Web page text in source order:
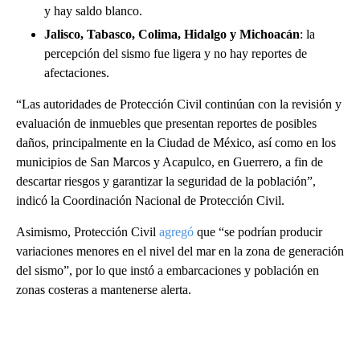
y hay saldo blanco.
Jalisco, Tabasco, Colima, Hidalgo y Michoacán: la
percepción del sismo fue ligera y no hay reportes de
afectaciones.
“Las autoridades de Protección Civil continúan con la revisión y
evaluación de inmuebles que presentan reportes de posibles
daños, principalmente en la Ciudad de México, así como en los
municipios de San Marcos y Acapulco, en Guerrero, a fin de
descartar riesgos y garantizar la seguridad de la población”,
indicó la Coordinación Nacional de Protección Civil.
Asimismo, Protección Civil agregó que “se podrían producir
variaciones menores en el nivel del mar en la zona de generación
del sismo”, por lo que instó a embarcaciones y población en
zonas costeras a mantenerse alerta.